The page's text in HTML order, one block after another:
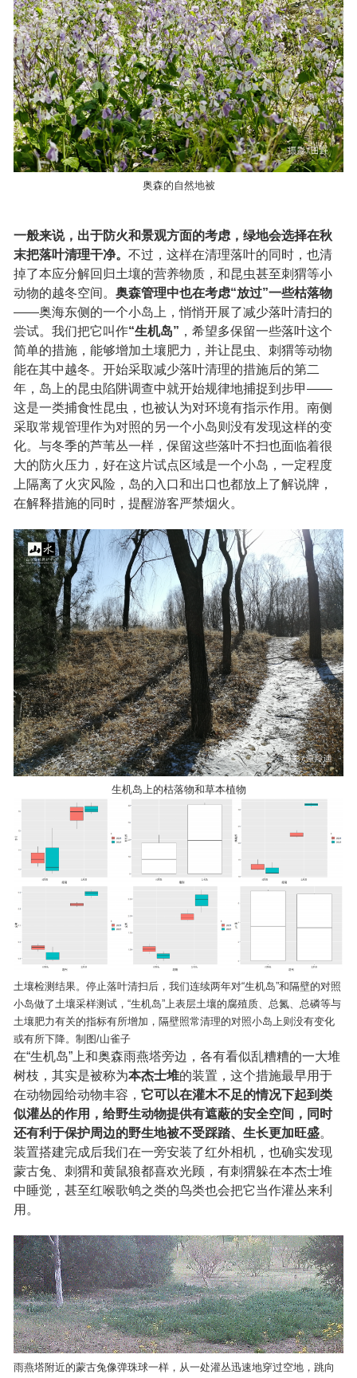
奥森的自然地被
一般来说，出于防火和景观方面的考虑，绿地会选择在秋
末把落叶清理干净。不过，这样在清理落叶的同时，也清
掉了本应分解回归土壤的营养物质，和昆虫甚至刺猬等小
动物的越冬空间。奥森管理中也在考虑“放过”一些枯落物
——奥海东侧的一个小岛上，悄悄开展了减少落叶清扫的
尝试。我们把它叫作“生机岛” ，希望多保留一些落叶这个
简单的措施，能够增加土壤肥力，并让昆虫、刺猬等动物
能在其中越冬。开始采取减少落叶清理的措施后的第二
年，岛上的昆虫陷阱调查中就开始规律地捕捉到步甲——
这是一类捕食性昆虫，也被认为对环境有指示作用。南侧
采取常规管理作为对照的另一个小岛则没有发现这样的变
化。与冬季的芦苇丛一样，保留这些落叶不扫也面临着很
大的防火压力，好在这片试点区域是一个小岛，一定程度
上隔离了火灾风险，岛的入口和出口也都放上了解说牌，
在解释措施的同时，提醒游客严禁烟火。
生机岛上的枯落物和草本植物
土壤检测结果。停止落叶清扫后，我们连续两年对“生机岛”和隔壁的对照
小岛做了土壤采样测试，“生机岛”上表层土壤的腐殖质、总氮、总磷等与
土壤肥力有关的指标有所增加，隔壁照常清理的对照小岛上则没有变化
或有所下降。制图/山雀子
在“生机岛”上和奥森雨燕塔旁边，各有看似乱糟糟的一大堆
树枝，其实是被称为本杰士堆的装置，这个措施最早用于
在动物园给动物丰容，它可以在灌木不足的情况下起到类
似灌丛的作用，给野生动物提供有遮蔽的安全空间，同时
还有利于保护周边的野生地被不受踩踏、生长更加旺盛。
装置搭建完成后我们在一旁安装了红外相机，也确实发现
蒙古兔、刺猬和黄鼠狼都喜欢光顾，有刺猬躲在本杰士堆
中睡觉，甚至红喉歌鸲之类的鸟类也会把它当作灌丛来利
用。
雨燕塔附近的蒙古兔像弹珠球一样，从一处灌丛迅速地穿过空地，跳向